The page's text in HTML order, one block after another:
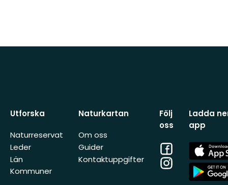
Utforska
Naturreservat
Leder
Län
Kommuner
Naturkartan
Om oss
Guider
Kontaktuppgifter
Följ
oss
Facebook
Instagram
Ladda
app
App
Store
App
Store